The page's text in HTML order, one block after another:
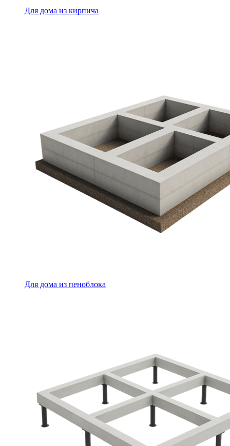
Для дома из кирпича
Для дома из пеноблока